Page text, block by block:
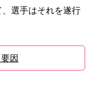
選手はそれを遂行
因